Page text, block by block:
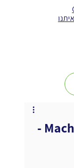
Machine Learning for dummies -